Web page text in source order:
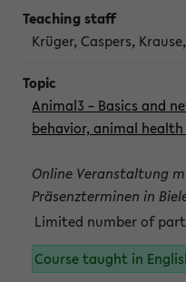
Krüger, Caspers,
Animal3 – Basics and
behavior, animal
Online Veranstaltung
Präsenzterminen in
Limited number of
Course taught in